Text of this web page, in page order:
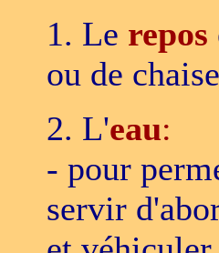
1. Le repos
ou de
2. L'eau:
- pour
servir